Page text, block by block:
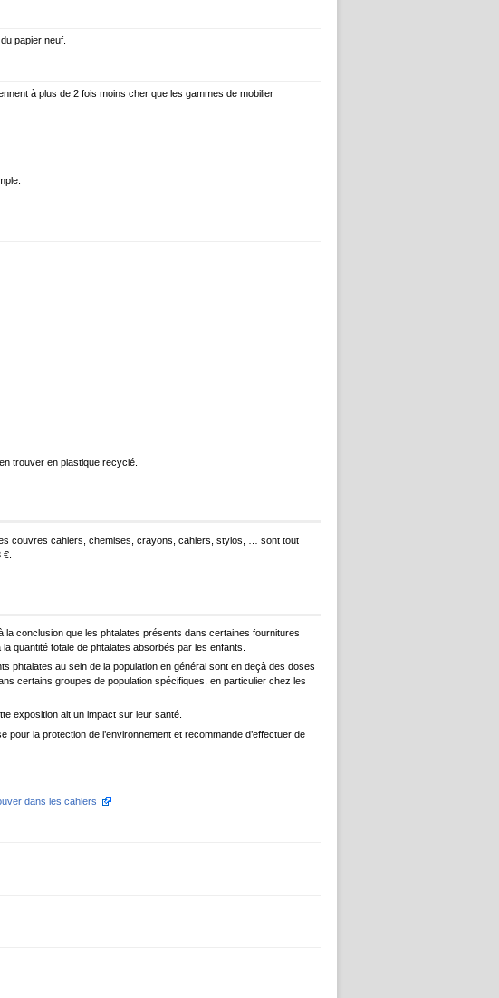
papier neuf.
à plus de 2 fois moins cher que les gammes de mobilier
trouver en plastique recyclé.
couvres cahiers, chemises, crayons, cahiers, stylos, … sont tout
conclusion que les phtalates présents dans certaines fournitures
quantité totale de phtalates absorbés par les enfants.
phtalates au sein de la population en général sont en deçà des doses
certains groupes de population spécifiques, en particulier chez les
exposition ait un impact sur leur santé.
pour la protection de l’environnement et recommande d’effectuer de
dans les cahiers